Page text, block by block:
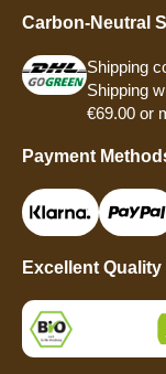
Carbon-Neutral
Shipping
Shipping
€69.00 or
Payment
Excellent Quality